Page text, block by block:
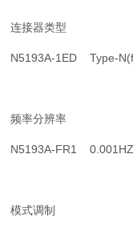
连接器类型
N5193A-1ED Type-
频率分辨率
N5193A-FR1
模式调制